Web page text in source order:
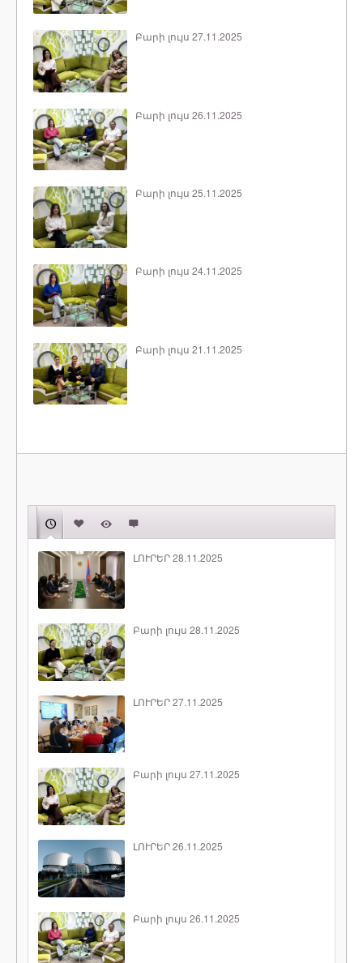
Բարի լույս 27.11.2025
Բարի լույս 26.11.2025
Բարի լույս 25.11.2025
Բարի լույս 24.11.2025
Բարի լույս 21.11.2025
ԼՈՒՐԵՐ 28.11.2025
Բարի լույս 28.11.2025
ԼՈՒՐԵՐ 27.11.2025
Բարի լույս 27.11.2025
ԼՈՒՐԵՐ 26.11.2025
Բարի լույս 26.11.2025